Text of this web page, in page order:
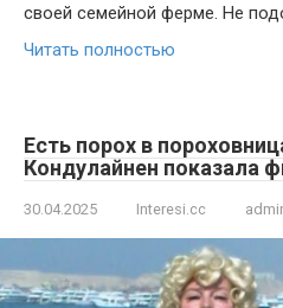
своей семейной ферме. Не
Читать полностью
Есть порох в
Кондулайнен показала
30.04.2025 Interesi.cc